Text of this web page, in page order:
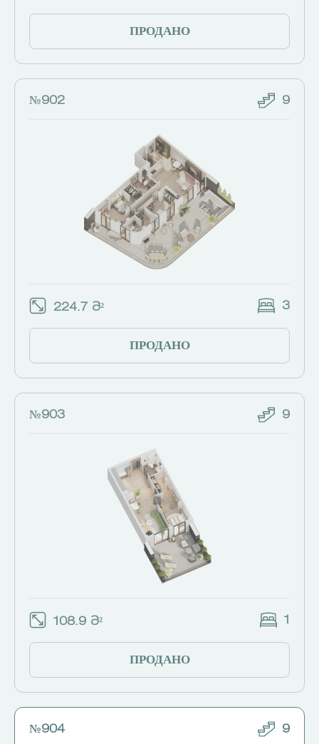
ПРОДАНО
№902 9
224.7 Მ² 3
ПРОДАНО
№903 9
108.9 Მ² 1
ПРОДАНО
№904 9